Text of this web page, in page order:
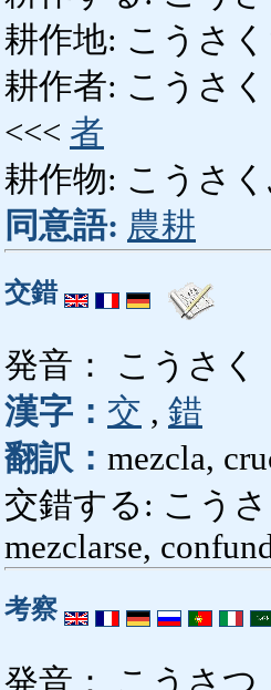
耕作地: こうさ
耕作者: こうさく
<<< 者
耕作物: こうさ
同意語: 農耕
交錯
発音： こうさく
漢字： 交 , 錯
翻訳： mezcla,
交錯する: こうさ
mezclarse,
考察